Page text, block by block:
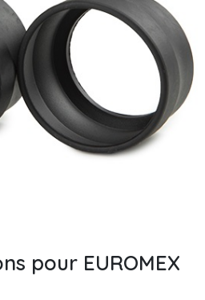
pour EUROMEX